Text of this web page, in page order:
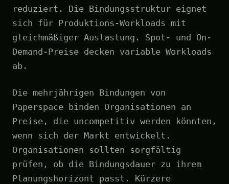
reduziert. Die Bindungsstruktur eignet
sich für Produktions-Workloads mit
gleichmäßiger Auslastung. Spot- und On-
Demand-Preise decken variable Workloads
ab.
Die mehrjährigen Bindungen von
Paperspace binden Organisationen an
Preise, die uncompetitiv werden könnten,
wenn sich der Markt entwickelt.
Organisationen sollten sorgfältig
prüfen, ob die Bindungsdauer zu ihrem
Planungshorizont passt. Kürzere